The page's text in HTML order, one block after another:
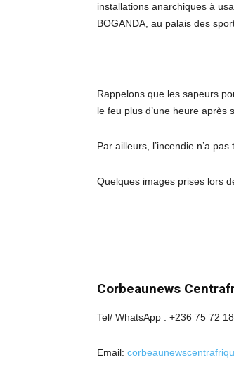
installations anarchiques à
BOGANDA, au palais des
Rappelons que les sapeurs
le feu plus d’une heure après
Par ailleurs, l’incendie n’a
Quelques images prises lors
Corbeaunews
Tel/ WhatsApp : +236 75 72
Email: